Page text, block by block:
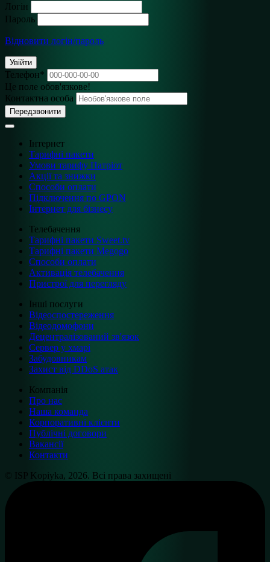
Логін
Пароль
Відновити логін/пароль
Увійти
Телефон*
Це поле обов'язкове!
Контактна особа
Передзвонити
Інтернет
Тарифні пакети
Умови тарифу Патріот
Акції та знижки
Способи оплати
Підключення по GPON
Інтернет для бізнесу
Телебачення
Тарифні пакети Sweet.tv
Тарифні пакети Megogo
Способи оплати
Активація телебачення
Пристрої для перегляду
Інші послуги
Відеоспостереження
Відеодомофони
Децентралізований зв'язок
Сервер у хмарі
Забудовникам
Захист від DDoS атак
Компанія
Про нас
Наша команда
Корпоративні клієнти
Публічні договори
Вакансії
Контакти
© ISP Kopiyka, 2026. Всі права захищені